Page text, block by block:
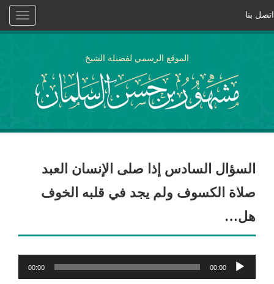
Toggle
اتصل بنا
الموقع الرسمي لفضيلة الشيخ
السؤال السادس إذا صلى الإنسان العبد
صلاة الكسوف ولم يجد في قلبه الخوف
هل…
مشغل
الصوت
00:00
00:00